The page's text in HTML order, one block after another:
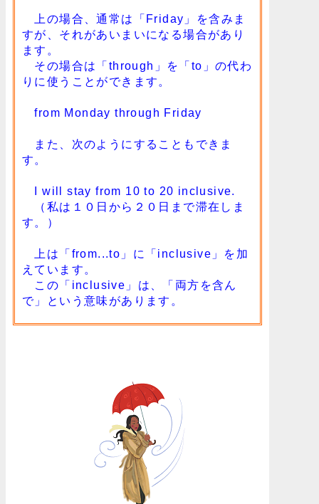
上の場合、通常は「Friday」を含みま
すが、それがあいまいになる場合があり
ます。
その場合は「through」を「to」の代わ
りに使うことができます。
from Monday through Friday
また、次のようにすることもできま
す。
I will stay from 10 to 20 inclusive.
（私は１０日から２０日まで滞在しま
す。）
上は「from...to」に「inclusive」を加
えています。
この「inclusive」は、「両方を含ん
で」という意味があります。